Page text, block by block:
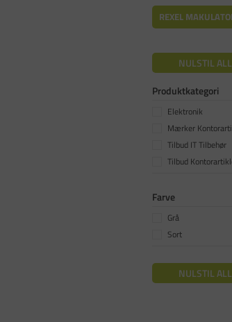
REXEL
NULSTIL
Produktkategori
Elektronik
Mærker
Tilbud IT Tilbehør
Tilbud
Farve
Grå
Sort
NULSTIL